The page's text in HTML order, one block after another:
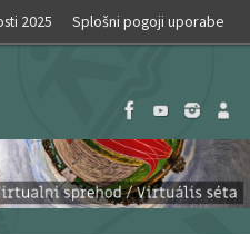
2025 Splošni pogoji uporabe